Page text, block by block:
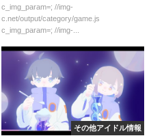
c_img_param=; //img-
c.net/output/category/game.js
c_img_param=; //img-...
その他アイドル情報